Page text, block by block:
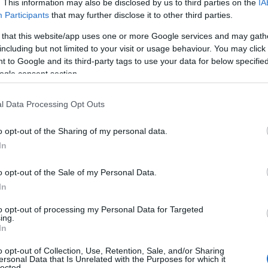
This information may also be disclosed by us to third parties on the
Participants that may further disclose it to other third parties.
that this website/app uses one or more Google services and may
but not limited to your visit or usage behaviour. You may
to Google and its third-party tags to use your data for below
consent section.
Data Processing Opt Outs
opt-out of the Sharing of my personal data.
opt-out of the Sale of my Personal Data.
opt-out of processing my Personal Data for Targeted
opt-out of Collection, Use, Retention, Sale, and/or Sharing
Data that Is Unrelated with the Purposes for which it
Reading
προσκυνηματικών επισκέψεων ως τις 30
Κοινότητα του Αγίου Όρους, στο πλαίσιο